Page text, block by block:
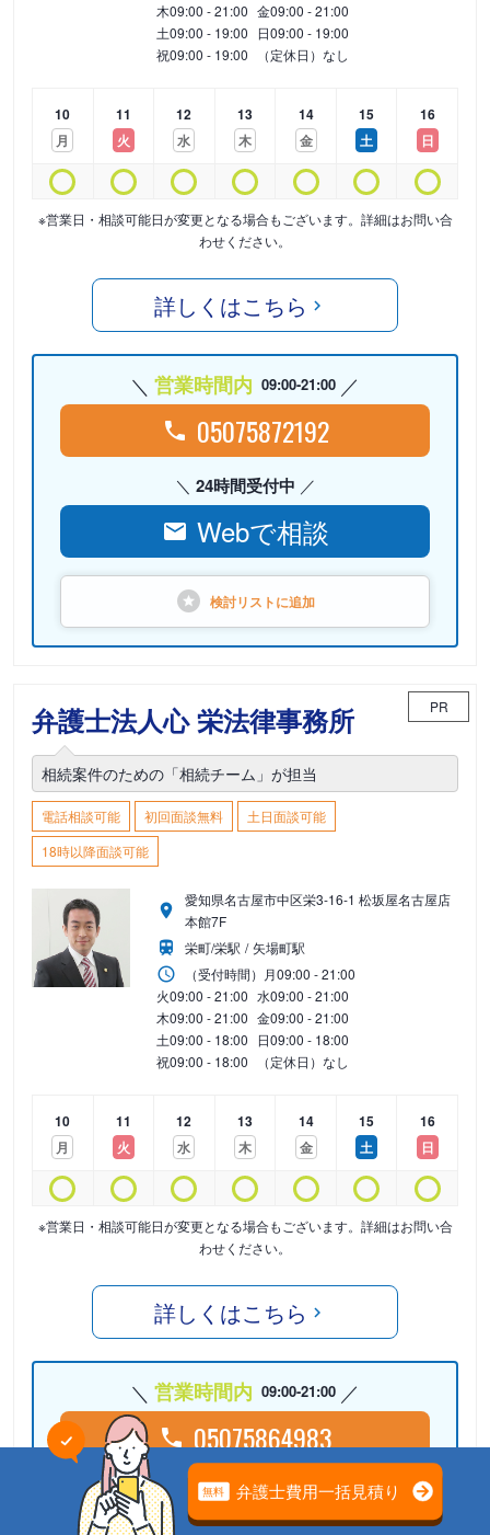
木09:00 - 21:00 金09:00 - 21:00
土09:00 - 19:00 日09:00 - 19:00
祝09:00 - 19:00 （定休日）なし
10
月
11
火
12
水
13
木
14
金
15
土
16
日
※営業日・相談可能日が変更となる場合もございます。詳細はお問い合
わせください。
詳しくはこちら
営業時間内 09:00-21:00
05075872192
24時間受付中
Webで相談
検討リストに追加
弁護士法人心 栄法律事務所 PR
相続案件のための「相続チーム」が担当
電話相談可能 初回面談無料
土日面談可能
18時以降面談可能
愛知県名古屋市中区栄3-16-1 松坂屋名古屋店
本館7F
栄町/栄駅
矢場町駅
（受付時間） 月09:00 - 21:00
火09:00 - 21:00 水09:00 - 21:00
木09:00 - 21:00 金09:00 - 21:00
土09:00 - 18:00 日09:00 - 18:00
祝09:00 - 18:00 （定休日）なし
10
月
11
火
12
水
13
木
14
金
15
土
16
日
※営業日・相談可能日が変更となる場合もございます。詳細はお問い合
わせください。
詳しくはこちら
営業時間内 09:00-21:00
05075864983
24時間受付中